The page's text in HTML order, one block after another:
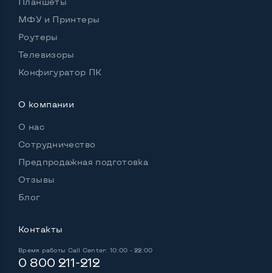
Удобство пользования:
Материал корпуса
Подсветка клавиатуры
Русские и украинские буквы на клавиатуре
Операционная система
Разъемы подключения:
Выход Display port
Выход mini Display port
МФУ и Принтеры
Роутеры
Телевизоры
Конфигуратор ПК
О компании
О нас
Сотрудничество
Предпродажная подготовка
Отзывы
Блог
Контакты
Время работы Call Center: 10:00 - 22:00
0 800 211-212